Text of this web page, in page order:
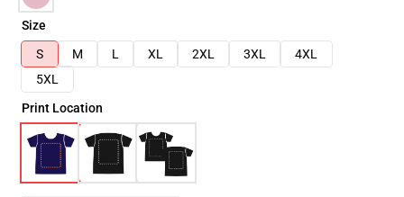
Size
S
M L XL 2XL 3XL
4XL
5XL
Print Location